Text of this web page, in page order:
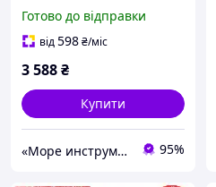
В, двошвидкісний, Без
АКБ)
Готово до відправки
від598₴/міс
3 588₴
Купити
«Море инструментов» 95%